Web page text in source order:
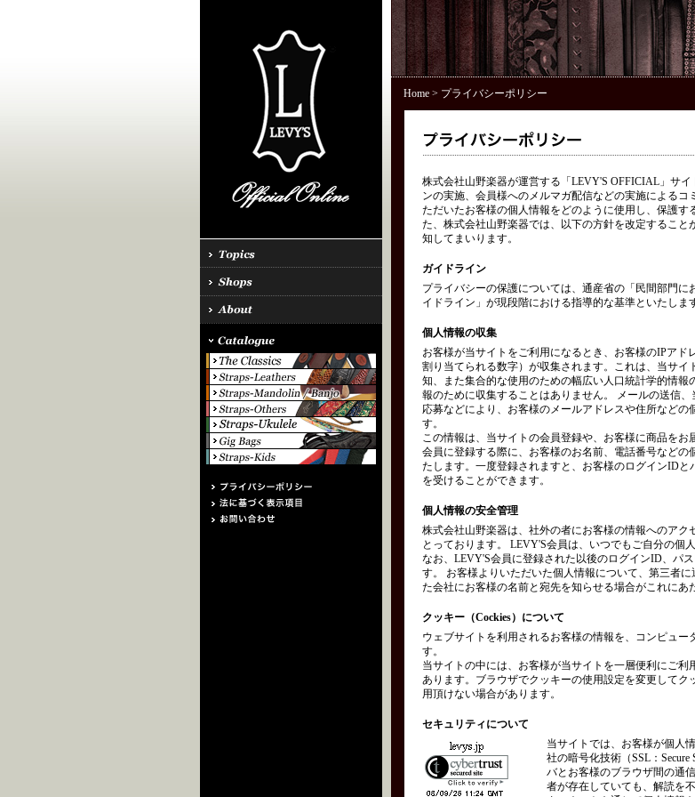
Home> プライバシーポリシー
株式会社山野楽器が運営する「LEVY'S OFFICIAL」サ
ンの実施、会員様へのメルマガ配信などの実施による
ただいたお客様の個人情報をどのように使用し、保護
た、株式会社山野楽器では、以下の方針を改定するこ
知してまいります。
ガイドライン
プライバシーの保護については、通産省の「民間部門
イドライン」が現段階における指導的な基準といたします
個人情報の収集
お客様が当サイトをご利用になるとき、お客様のIPア
割り当てられる数字）が収集されます。これは、当サ
知、また集合的な使用のための幅広い人口統計学的情
報のために収集することはありません。 メールの送信
応募などにより、お客様のメールアドレスや住所など
す。
この情報は、当サイトの会員登録や、お客様に商品を
会員に登録する際に、お客様のお名前、電話番号など
たします。一度登録されますと、お客様のログインID
を受けることができます。
個人情報の安全管理
株式会社山野楽器は、社外の者にお客様の情報へのア
とっております。 LEVY'S会員は、いつでもご自分の個
なお、LEVY'S会員に登録された以後のログインID、パ
す。 お客様よりいただいた個人情報について、第三者
た会社にお客様の名前と宛先を知らせる場合がこれにあ
クッキー（Cockies）について
ウェブサイトを利用されるお客様の情報を、コンピュー
す。
当サイトの中には、お客様が当サイトを一層便利にご
あります。ブラウザでクッキーの使用設定を変更して
用頂けない場合があります。
セキュリティについて
当サイトでは、お客様が個人
社の暗号化技術（SSL：Secure
バとお客様のブラウザ間の通
者が存在していても、解読を